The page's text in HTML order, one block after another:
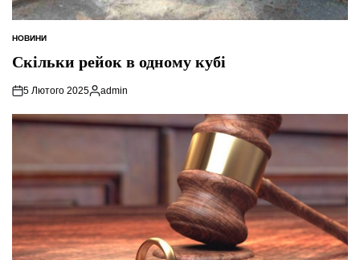
ОПУБЛІКУВАТИ
НОВИНИ
Скільки рейок в одному кубі
5 Лютого 2025
Опубліковано
admin